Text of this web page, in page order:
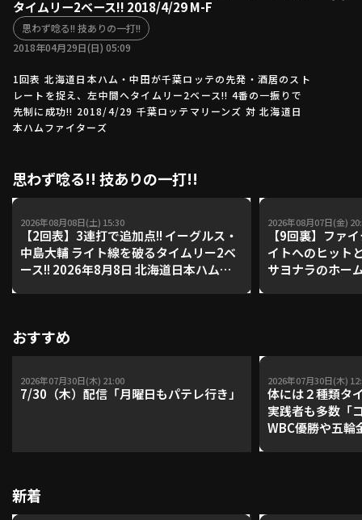
ファーム東地区
ファーム中地区
ファーム西地区
交流戦
選手名鑑トップ
北海道日本ハムファイターズ
東北楽天ゴールデンイーグルス
埼玉西武ライオンズ
千葉ロッテマリーンズ
オリックス・バファローズ
ニュース
設定
利用規約 プライバシーポリシー
タイムリー2ベース!! 2018/4/29 M-F
思わず唸る!! 技ありの一打!!
2018年04月29日(日) 05:09
1回表 北海道日本ハム・中田が千葉ロッテの先発・酒居のスト
レートを捉え、左中間へタイムリー2ベース!! 4番の一振りで
先制に成功!! 2018/4/29 千葉ロッテマリーンズ 対 北海道日
本ハムファイターズ
思わず唸る!! 技ありの一打!!
2026年08月08日(土) 15:30
【2回表】3連打で追加点!! イーグルス・
中島大輔 ライト線を破るタイムリー2ベ
ース!! 2026年8月8日 北海道日本ハムフ
2026年08月07日(金)
【9回裏】ファ
イトへのヒット
サヨナラのホー
おすすめ
2026年07月30日(木) 21:00
7/30（木）配信「月曜日もパテレ行き」
2026年07月30日(木)
体には２種類タ
実践者も多数「
WBC優勝や五輪
新着